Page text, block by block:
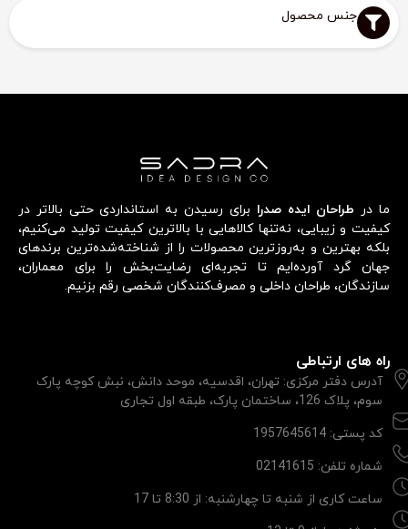
جنس محصول
ما در طراحان ایده صدرا برای رسیدن به استانداردی حتی بالاتر در
کیفیت و زیبایی، نه‌تنها کالاهایی با بالاترین کیفیت تولید می‌کنیم،
بلکه بهترین و به‌روزترین محصولات را از شناخته‌شده‌ترین برندهای
جهان گرد آورده‌ایم تا تجربه‌ای رضایت‌بخش را برای معماران،
سازندگان، طراحان داخلی و مصرف‌کنندگان شخصی رقم بزنیم.
راه های ارتباطی
آدرس دفتر مرکزی: تهران، اقدسیه، موحد دانش، نبش کوچه پارک
سوم، پلاک 126، ساختمان پارک، طبقه اول تجاری
کد پستی: 1957645614
شماره تلفن: 02141615
ساعت کاری از شنبه تا چهارشنبه: از 8:30 تا 17